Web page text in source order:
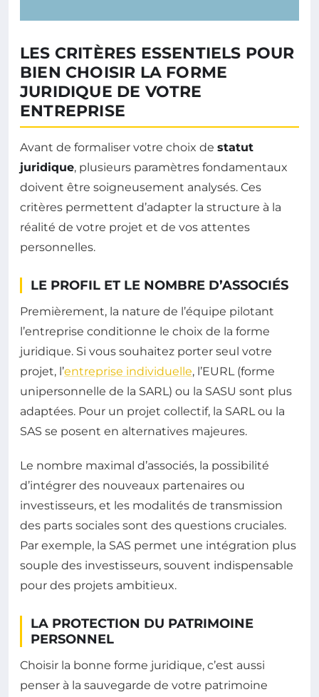
LES CRITÈRES ESSENTIELS POUR
BIEN CHOISIR LA FORME
JURIDIQUE DE VOTRE
ENTREPRISE
Avant de formaliser votre choix de statut
juridique, plusieurs paramètres fondamentaux
doivent être soigneusement analysés. Ces
critères permettent d’adapter la structure à la
réalité de votre projet et de vos attentes
personnelles.
LE PROFIL ET LE NOMBRE D’ASSOCIÉS
Premièrement, la nature de l’équipe pilotant
l’entreprise conditionne le choix de la forme
juridique. Si vous souhaitez porter seul votre
projet, l’entreprise individuelle, l’EURL (forme
unipersonnelle de la SARL) ou la SASU sont plus
adaptées. Pour un projet collectif, la SARL ou la
SAS se posent en alternatives majeures.
Le nombre maximal d’associés, la possibilité
d’intégrer des nouveaux partenaires ou
investisseurs, et les modalités de transmission
des parts sociales sont des questions cruciales.
Par exemple, la SAS permet une intégration plus
souple des investisseurs, souvent indispensable
pour des projets ambitieux.
LA PROTECTION DU PATRIMOINE
PERSONNEL
Choisir la bonne forme juridique, c’est aussi
penser à la sauvegarde de votre patrimoine